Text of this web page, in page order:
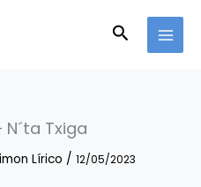
Search
Txiga
Lírico / 12/05/2023